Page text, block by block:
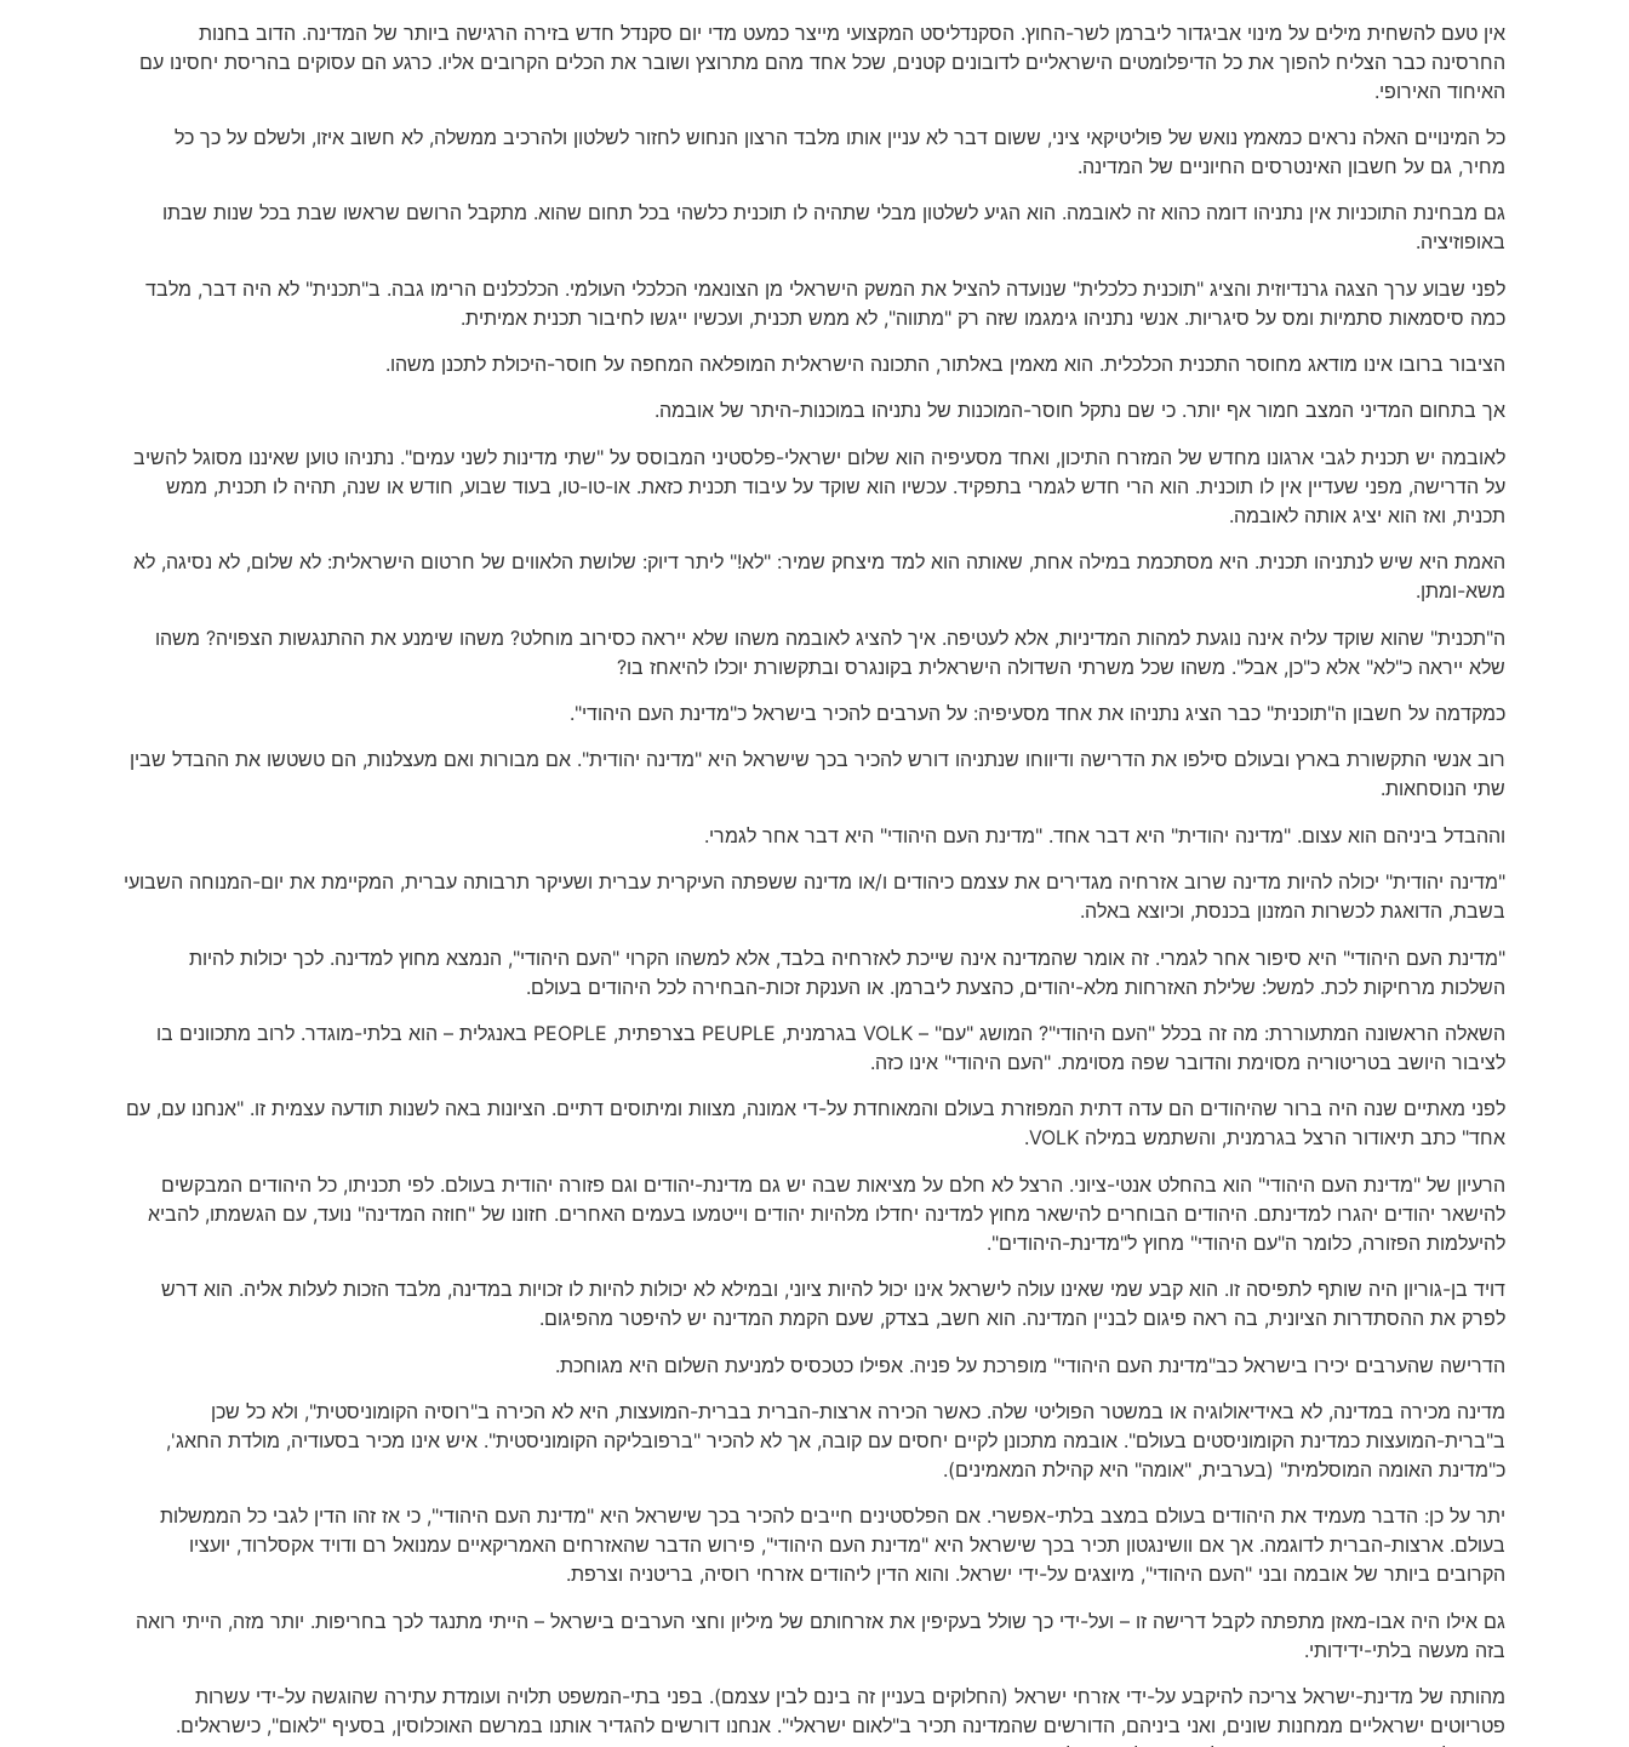
אין טעם להשחית מילים על מינוי אביגדור ליברמן לשר-החוץ. הסקנדליסט המקצועי מייצר כמעט מדי יום סקנדל חדש בזירה הרגישה ביותר של המדינה. הדוב בחנות
החרסינה כבר הצליח להפוך את כל הדיפלומטים הישראליים לדובונים קטנים, שכל אחד מהם מתרוצץ ושובר את הכלים הקרובים אליו. כרגע הם עסוקים בהריסת יחסינו עם
האיחוד האירופי.
כל המינויים האלה נראים כמאמץ נואש של פוליטיקאי ציני, ששום דבר לא עניין אותו מלבד הרצון הנחוש לחזור לשלטון ולהרכיב ממשלה, לא חשוב איזו, ולשלם על כך כל
מחיר, גם על חשבון האינטרסים החיוניים של המדינה.
גם מבחינת התוכניות אין נתניהו דומה כהוא זה לאובמה. הוא הגיע לשלטון מבלי שתהיה לו תוכנית כלשהי בכל תחום שהוא. מתקבל הרושם שראשו שבת בכל שנות שבתו
באופוזיציה.
לפני שבוע ערך הצגה גרנדיוזית והציג "תוכנית כלכלית" שנועדה להציל את המשק הישראלי מן הצונאמי הכלכלי העולמי. הכלכלנים הרימו גבה. ב"תכנית" לא היה דבר, מלבד
כמה סיסמאות סתמיות ומס על סיגריות. אנשי נתניהו גימגמו שזה רק "מתווה", לא ממש תכנית, ועכשיו ייגשו לחיבור תכנית אמיתית.
הציבור ברובו אינו מודאג מחוסר התכנית הכלכלית. הוא מאמין באלתור, התכונה הישראלית המופלאה המחפה על חוסר-היכולת לתכנן משהו.
אך בתחום המדיני המצב חמור אף יותר. כי שם נתקל חוסר-המוכנות של נתניהו במוכנות-היתר של אובמה.
לאובמה יש תכנית לגבי ארגונו מחדש של המזרח התיכון, ואחד מסעיפיה הוא שלום ישראלי-פלסטיני המבוסס על "שתי מדינות לשני עמים". נתניהו טוען שאיננו מסוגל להשיב
על הדרישה, מפני שעדיין אין לו תוכנית. הוא הרי חדש לגמרי בתפקיד. עכשיו הוא שוקד על עיבוד תכנית כזאת. או-טו-טו, בעוד שבוע, חודש או שנה, תהיה לו תכנית, ממש
תכנית, ואז הוא יציג אותה לאובמה.
האמת היא שיש לנתניהו תכנית. היא מסתכמת במילה אחת, שאותה הוא למד מיצחק שמיר: "לא!" ליתר דיוק: שלושת הלאווים של חרטום הישראלית: לא שלום, לא נסיגה, לא
משא-ומתן.
ה"תכנית" שהוא שוקד עליה אינה נוגעת למהות המדיניות, אלא לעטיפה. איך להציג לאובמה משהו שלא ייראה כסירוב מוחלט? משהו שימנע את ההתנגשות הצפויה? משהו
שלא ייראה כ"לא" אלא כ"כן, אבל". משהו שכל משרתי השדולה הישראלית בקונגרס ובתקשורת יוכלו להיאחז בו?
כמקדמה על חשבון ה"תוכנית" כבר הציג נתניהו את אחד מסעיפיה: על הערבים להכיר בישראל כ"מדינת העם היהודי".
רוב אנשי התקשורת בארץ ובעולם סילפו את הדרישה ודיווחו שנתניהו דורש להכיר בכך שישראל היא "מדינה יהודית". אם מבורות ואם מעצלנות, הם טשטשו את ההבדל שבין
שתי הנוסחאות.
וההבדל ביניהם הוא עצום. "מדינה יהודית" היא דבר אחד. "מדינת העם היהודי" היא דבר אחר לגמרי.
"מדינה יהודית" יכולה להיות מדינה שרוב אזרחיה מגדירים את עצמם כיהודים ו/או מדינה ששפתה העיקרית עברית ושעיקר תרבותה עברית, המקיימת את יום-המנוחה השבועי
בשבת, הדואגת לכשרות המזנון בכנסת, וכיוצא באלה.
"מדינת העם היהודי" היא סיפור אחר לגמרי. זה אומר שהמדינה אינה שייכת לאזרחיה בלבד, אלא למשהו הקרוי "העם היהודי", הנמצא מחוץ למדינה. לכך יכולות להיות
השלכות מרחיקות לכת. למשל: שלילת האזרחות מלא-יהודים, כהצעת ליברמן. או הענקת זכות-הבחירה לכל היהודים בעולם.
השאלה הראשונה המתעוררת: מה זה בכלל "העם היהודי"? המושג "עם" – VOLK בגרמנית, PEUPLE בצרפתית, PEOPLE באנגלית – הוא בלתי-מוגדר. לרוב מתכוונים בו
לציבור היושב בטריטוריה מסוימת והדובר שפה מסוימת. "העם היהודי" אינו כזה.
לפני מאתיים שנה היה ברור שהיהודים הם עדה דתית המפוזרת בעולם והמאוחדת על-די אמונה, מצוות ומיתוסים דתיים. הציונות באה לשנות תודעה עצמית זו. "אנחנו עם, עם
אחד" כתב תיאודור הרצל בגרמנית, והשתמש במילה VOLK.
הרעיון של "מדינת העם היהודי" הוא בהחלט אנטי-ציוני. הרצל לא חלם על מציאות שבה יש גם מדינת-יהודים וגם פזורה יהודית בעולם. לפי תכניתו, כל היהודים המבקשים
להישאר יהודים יהגרו למדינתם. היהודים הבוחרים להישאר מחוץ למדינה יחדלו מלהיות יהודים וייטמעו בעמים האחרים. חזונו של "חוזה המדינה" נועד, עם הגשמתו, להביא
להיעלמות הפזורה, כלומר ה"עם היהודי" מחוץ ל"מדינת-היהודים".
דויד בן-גוריון היה שותף לתפיסה זו. הוא קבע שמי שאינו עולה לישראל אינו יכול להיות ציוני, ובמילא לא יכולות להיות לו זכויות במדינה, מלבד הזכות לעלות אליה. הוא דרש
לפרק את ההסתדרות הציונית, בה ראה פיגום לבניין המדינה. הוא חשב, בצדק, שעם הקמת המדינה יש להיפטר מהפיגום.
הדרישה שהערבים יכירו בישראל כב"מדינת העם היהודי" מופרכת על פניה. אפילו כטכסיס למניעת השלום היא מגוחכת.
מדינה מכירה במדינה, לא באידיאולוגיה או במשטר הפוליטי שלה. כאשר הכירה ארצות-הברית בברית-המועצות, היא לא הכירה ב"רוסיה הקומוניסטית", ולא כל שכן
ב"ברית-המועצות כמדינת הקומוניסטים בעולם". אובמה מתכונן לקיים יחסים עם קובה, אך לא להכיר "ברפובליקה הקומוניסטית". איש אינו מכיר בסעודיה, מולדת החאג',
כ"מדינת האומה המוסלמית" (בערבית, "אומה" היא קהילת המאמינים).
יתר על כן: הדבר מעמיד את היהודים בעולם במצב בלתי-אפשרי. אם הפלסטינים חייבים להכיר בכך שישראל היא "מדינת העם היהודי", כי אז זהו הדין לגבי כל הממשלות
בעולם. ארצות-הברית לדוגמה. אך אם וושינגטון תכיר בכך שישראל היא "מדינת העם היהודי", פירוש הדבר שהאזרחים האמריקאיים עמנואל רם ודויד אקסלרוד, יועציו
הקרובים ביותר של אובמה ובני "העם היהודי", מיוצגים על-ידי ישראל. והוא הדין ליהודים אזרחי רוסיה, בריטניה וצרפת.
גם אילו היה אבו-מאזן מתפתה לקבל דרישה זו – ועל-ידי כך שולל בעקיפין את אזרחותם של מיליון וחצי הערבים בישראל – הייתי מתנגד לכך בחריפות. יותר מזה, הייתי רואה
בזה מעשה בלתי-ידידותי.
מהותה של מדינת-ישראל צריכה להיקבע על-ידי אזרחי ישראל (החלוקים בעניין זה בינם לבין עצמם). בפני בתי-המשפט תלויה ועומדת עתירה שהוגשה על-ידי עשרות
פטריוטים ישראליים ממחנות שונים, ואני ביניהם, הדורשים שהמדינה תכיר ב"לאום ישראלי". אנחנו דורשים להגדיר אותנו במרשם האוכלוסין, בסעיף "לאום", כישראלים.